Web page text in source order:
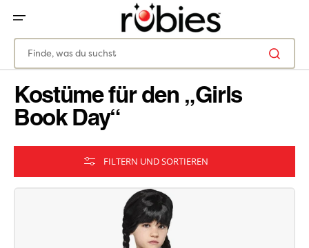
INHALT
SPRINGEN
Finde, was du suchst
Kostüme für den „Girls
Book Day“
FILTERN UND SORTIEREN